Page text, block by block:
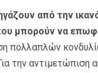
από την
μπορούν να
πολλαπλών
την αντιμετώπιση